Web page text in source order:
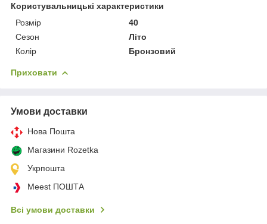
Користувальницькі характеристики
Розмір
40
Сезон
Літо
Колір
Бронзовий
Приховати
Умови доставки
Нова Пошта
Магазини Rozetka
Укрпошта
Meest ПОШТА
Всі умови доставки